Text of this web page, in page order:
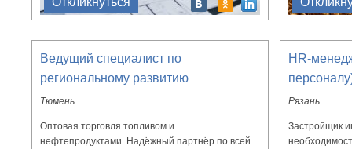
Ведущий специалист по
региональному развитию
Тюмень
Оптовая торговля топливом и
нефтепродуктами. Надёжный партнёр по всей
HR-
Рязань
Застройщик